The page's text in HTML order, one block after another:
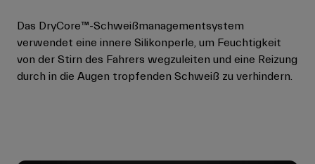
Das DryCore™-Schweißmanagementsystem
verwendet eine innere Silikonperle, um Feuchtigkeit
von der Stirn des Fahrers wegzuleiten und eine Reizung
durch in die Augen tropfenden Schweiß zu verhindern.